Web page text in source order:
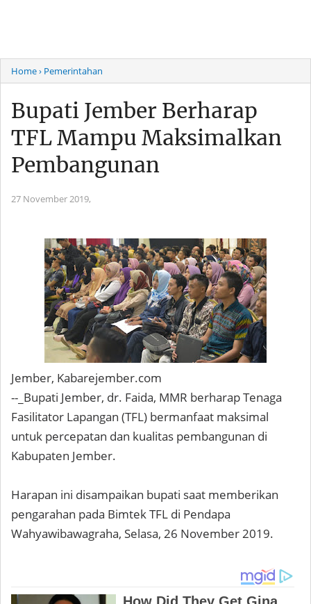
Home› Pemerintahan
Bupati Jember Berharap
TFL Mampu Maksimalkan
Pembangunan
27 November 2019,
Jember, Kabarejember.com
--_Bupati Jember, dr. Faida, MMR berharap Tenaga
Fasilitator Lapangan (TFL) bermanfaat maksimal
untuk percepatan dan kualitas pembangunan di
Kabupaten Jember.
Harapan ini disampaikan bupati saat memberikan
pengarahan pada Bimtek TFL di Pendapa
Wahyawibawagraha, Selasa, 26 November 2019.